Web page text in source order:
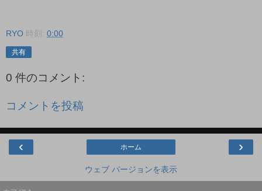
RYO 時刻: 0:00
共有
0 件のコメント:
コメントを投稿
‹ ›
ホーム
ウェブ バージョンを表示